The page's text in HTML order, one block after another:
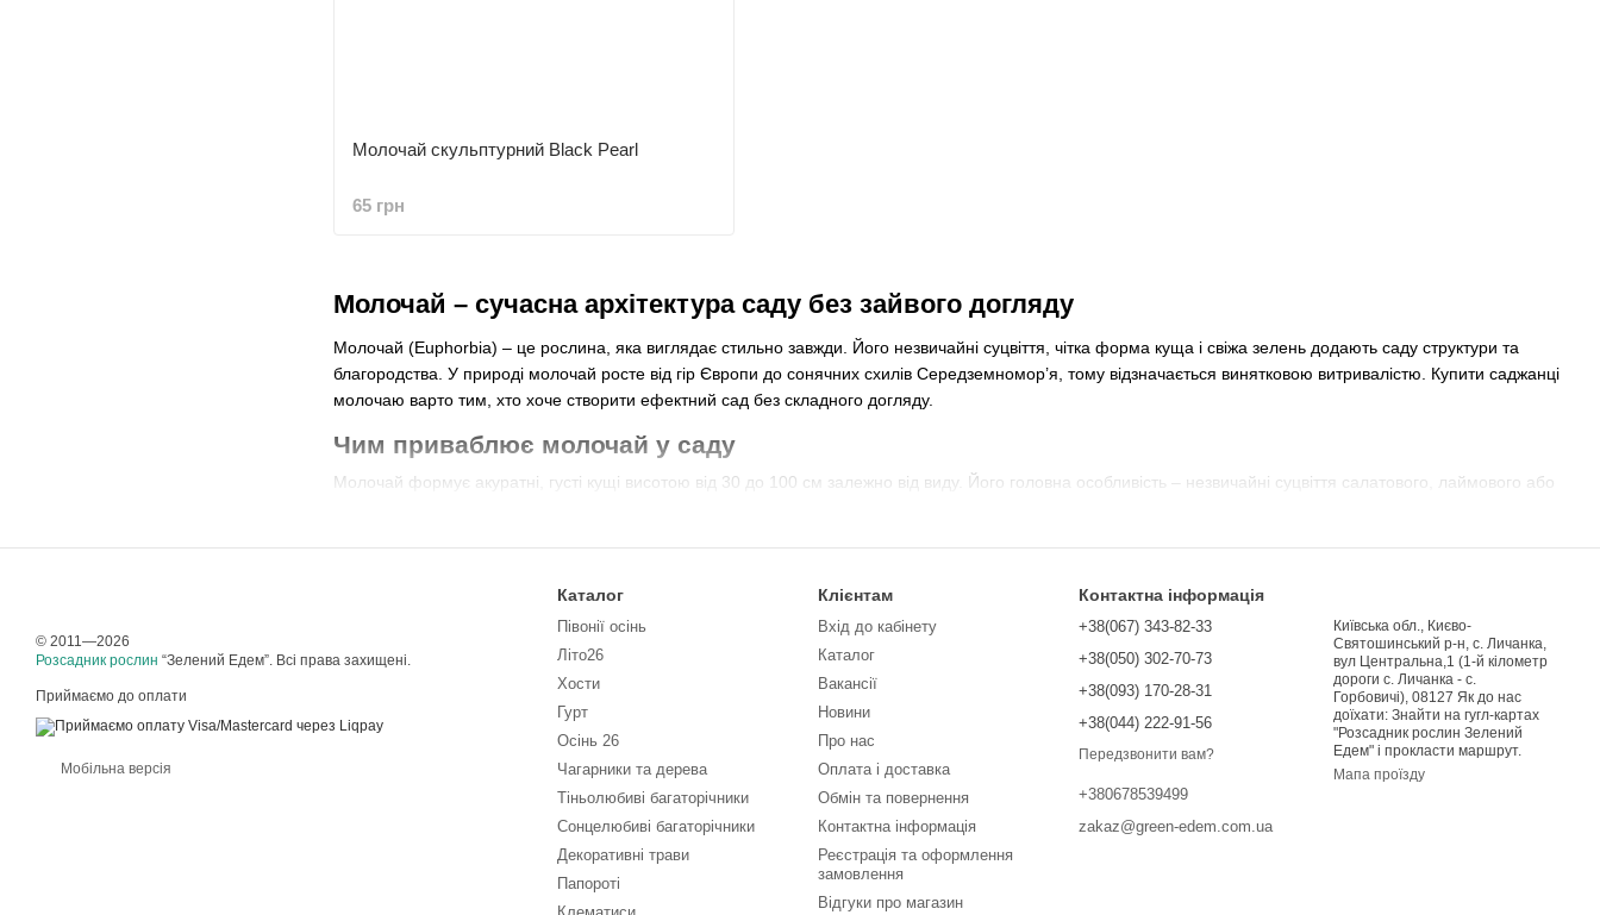
Молочай – сучасна архітектура саду без зайвого догляду
Молочай (Euphorbia) – це рослина, яка виглядає стильно завжди. Його незвичайні суцвіття, чітка форма куща і свіжа зелень додають саду структури та
благородства. У природі молочай росте від гір Європи до сонячних схилів Середземномор’я, тому відзначається винятковою витривалістю. Купити саджанці
молочаю варто тим, хто хоче створити ефектний сад без складного догляду.
Чим приваблює молочай у саду
Молочай формує акуратні, густі кущі висотою від 30 до 100 см залежно від виду. Його головна особливість – незвичайні суцвіття салатового, лаймового або
Особливої привабливості додає:
яскравий, свіжий відтінок;
декоративність весь сезон;
Цвіте молочай
з травня до липня
, а його листя залишається декоративним до пізньої осені. Купити молочай – чудове рішення для сучасних квітників.
Рослина ідеально підходить для:
Молочай скульптурний Black Pearl
65 грн
© 2011—2026
Розсадник рослин “Зелений Едем”. Всі права захищені.
Приймаємо до оплати
Мобільна версія
Каталог
Півонії осінь
Літо26
Хости
Гурт
Осінь 26
Чагарники та дерева
Тіньолюбиві багаторічники
Сонцелюбиві багаторічники
Декоративні трави
Папороті
Клієнтам
Вхід до кабінету
Каталог
Вакансії
Новини
Про нас
Оплата і доставка
Обмін та повернення
Контактна інформація
Реєстрація та оформлення
замовлення
Відгуки про магазин
Контактна інформація
+38(067) 343-82-33
+38(050) 302-70-73
+38(093) 170-28-31
+38(044) 222-91-56
Передзвонити вам?
+380678539499
zakaz@green-edem.com.ua
Київська обл., Києво-
Святошинський р-н, с. Личанка,
вул Центральна,1 (1-й кілометр
дороги с. Личанка - с.
Горбовичі), 08127 Як до нас
доїхати: Знайти на гугл-картах
"Розсадник рослин Зелений
Едем" і прокласти маршрут.
Мапа проїзду